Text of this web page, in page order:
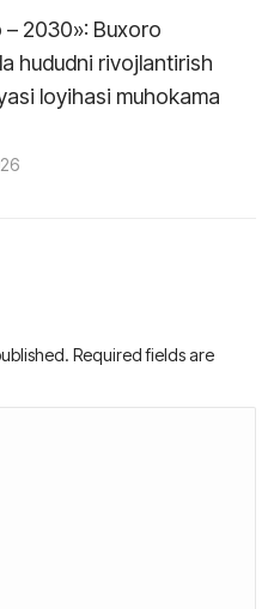
– 2030»: Buxoro
hududni rivojlantirish
loyihasi muhokama
Required fields are